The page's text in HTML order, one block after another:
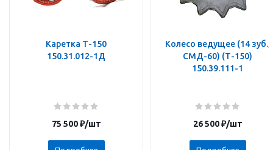
Каретка Т-150
150.31.012-1Д
75 500₽/шт
Колесо ведущее (14 зуб.,
СМД-60) (Т-150)
150.39.111-1
26 500₽/шт